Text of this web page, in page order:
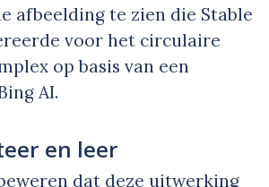
afbeelding te zien die Stable
voor het circulaire
op basis van een
AI.
en leer
dat deze uitwerking